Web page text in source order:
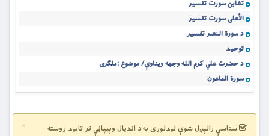
تغابن سورت تفسیر
الأعلى سورت تفسیر
د سورة النصر تفسیر
توحید
د حضرت علي کرم الله وجهه ویناوې/ موضوع :ملګری
سورة الماعون
×
ستاسې رالېږل شوې لیدلوری به د اندیال وېبپاڼې تر تایید روسته